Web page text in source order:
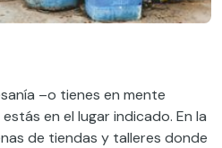
–o tienes en mente
en el lugar indicado. En la
de tiendas y talleres donde